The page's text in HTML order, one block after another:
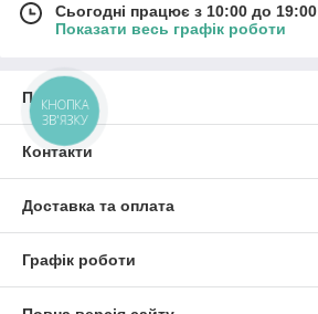
Сьогодні працює з 10:00 до 19:00
Показати весь графік роботи
Про нас
Контакти
Доставка та оплата
Графік роботи
КНОПКА
ЗВ'ЯЗКУ